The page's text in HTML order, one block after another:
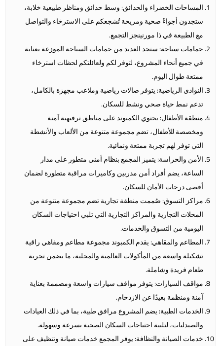
المساحات الخضراء والحدائق: وسط حدائق ومناظر طبيعية خلابة،
ستجدون أجواءً صحية ومريحة تُشجعكم على الاسترخاء والتواصل
مع الطبيعة في ذا مورنينجز التجمع.
حمامات سباحة: ستجد العديد من حمامات السباحة الموزعة بعناية
في جميع أنحاء المشروع، لتوفر لكم ولعائلتكم لحظات استرخاء
ممتعة طوال اليوم.
النوادي الرياضية: يتوفر صالات رياضية وملاعب مجهزة بالكامل،
تدعم نمط حياة صحي ونشط للسكان.
منطقة الأطفال: يحتوي الكمبوند على مناطق ترفيهية آمنة
ومخصصة للأطفال، تضم مجموعة متنوعة من الألعاب والأنشطة
التي توفر لهم تجربة ممتعة ونمائية.
الأمن والحراسة: يتميز المجمع بنظام أمني متطور على مدار
الساعة، يضم أفراد أمن مدربين وكاميرات مراقبة متطورة لضمان
أقصى درجات الأمان للسكان.
مراكز التسوق: صُممت منطقة تجارية تضم مجموعة متنوعة من
المحلات التجارية والمراكز التجارية التي تلبي احتياجات السكان
اليومية من التسوق والخدمات.
المطاعم والمقاهي: يقدم الكمبوند مجموعة مطاعم ومقاهي راقية
تشكيلة واسعة من المأكولات العالمية والمحلية، ما يضمن تجربة
طعام فريدة وشاملة.
مواقف السيارات: يتوفر مواقف سيارات واسعة ومصممة بعناية
آمنة ومنظمة بعيدًا عن الازدحام.
الخدمات الطبية: يضم المشروع مرافق طبية، بما في ذلك العيادات
والصيدليات، لتلبية احتياجات السكان الصحية بسرعة وسهولة.
خدمات الصيانة والنظافة: يوفر المجمع خدمات صيانة وتنظيف على